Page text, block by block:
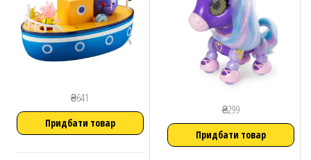
₴641
Придбати товар
₴299
Придбати товар